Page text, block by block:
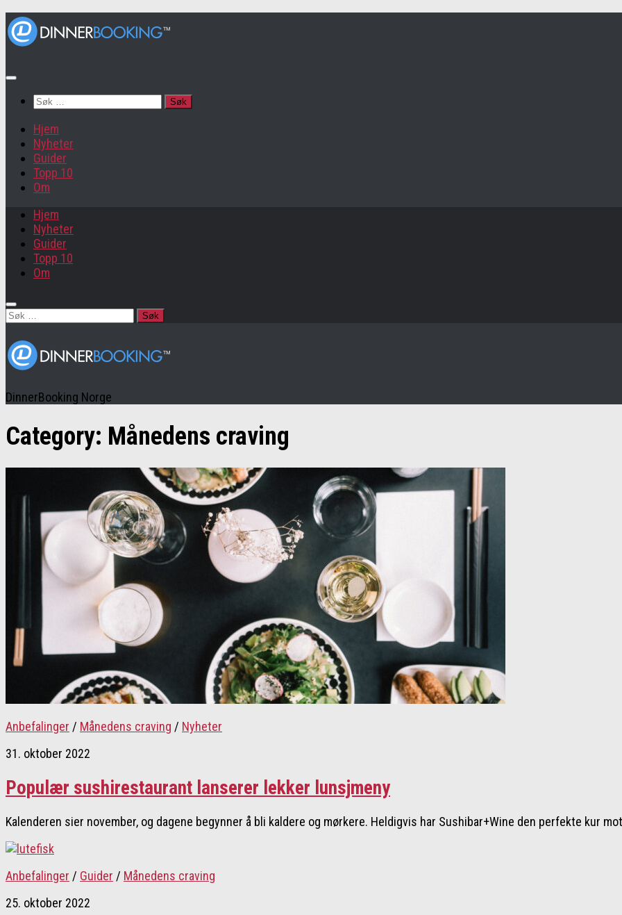
Søk
Hjem
Nyheter
Guider
Topp 10
Om
Hjem
Nyheter
Guider
Topp 10
Om
Søk
DinnerBooking Norge
Category: Månedens craving
Anbefalinger / Månedens craving / Nyheter
31. oktober 2022
Populær sushirestaurant lanserer lekker lunsjmeny
Kalenderen sier november, og dagene begynner å bli kaldere og mørkere. Heldigvis har Sushibar+Wine den perfekte kur
Anbefalinger / Guider / Månedens craving
25. oktober 2022